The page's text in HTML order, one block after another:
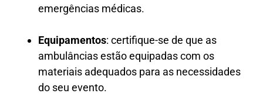
emergências médicas.
Equipamentos: certifique-se de que as
ambulâncias estão equipadas com os
materiais adequados para as necessidades
do seu evento.